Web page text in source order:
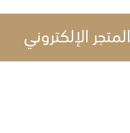
المتجر الإلكتروني